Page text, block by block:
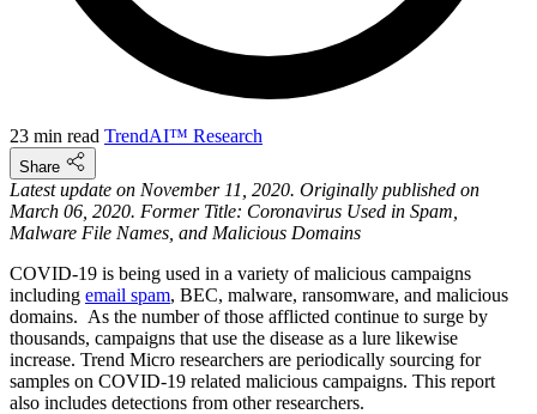
23 min read TrendAI™ Research
Share
Latest update on November 11, 2020. Originally published on
March 06, 2020. Former Title: Coronavirus Used in Spam,
Malware File Names, and Malicious Domains
COVID-19 is being used in a variety of malicious campaigns
including email spam, BEC, malware, ransomware, and malicious
domains. As the number of those afflicted continue to surge by
thousands, campaigns that use the disease as a lure likewise
increase. Trend Micro researchers are periodically sourcing for
samples on COVID-19 related malicious campaigns. This report
also includes detections from other researchers.